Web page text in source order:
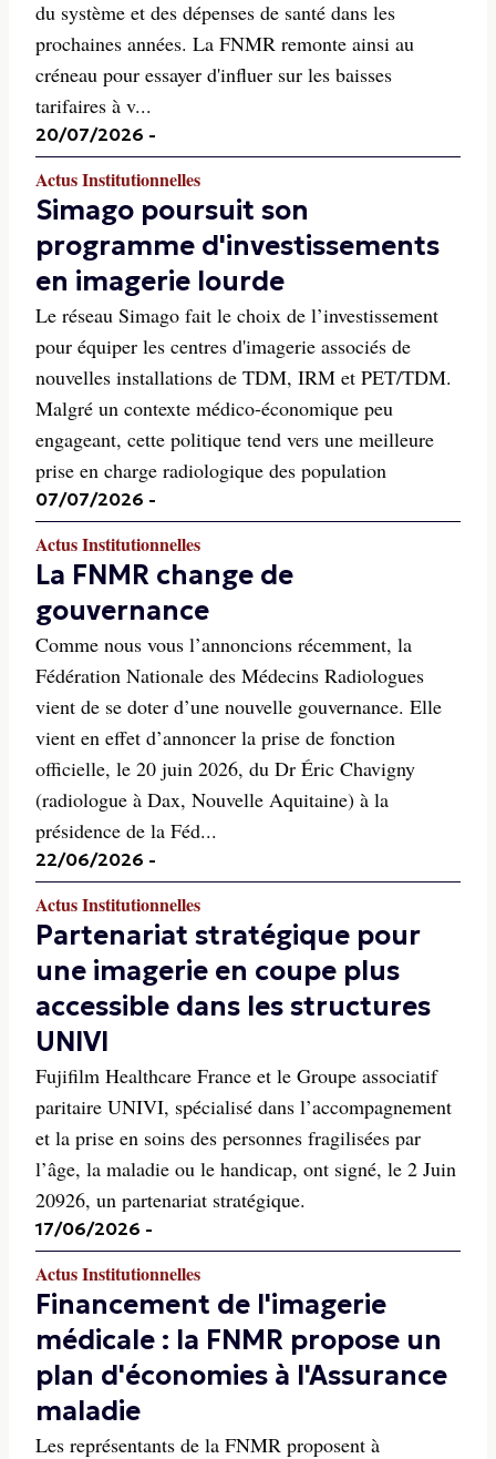
du système et des dépenses de santé dans les
prochaines années. La FNMR remonte ainsi au
créneau pour essayer d'influer sur les baisses
tarifaires à v...
20/07/2026 -
Actus Institutionnelles
Simago poursuit son
programme d'investissements
en imagerie lourde
Le réseau Simago fait le choix de l’investissement
pour équiper les centres d'imagerie associés de
nouvelles installations de TDM, IRM et PET/TDM.
Malgré un contexte médico-économique peu
engageant, cette politique tend vers une meilleure
prise en charge radiologique des population
07/07/2026 -
Actus Institutionnelles
La FNMR change de
gouvernance
Comme nous vous l’annoncions récemment, la
Fédération Nationale des Médecins Radiologues
vient de se doter d’une nouvelle gouvernance. Elle
vient en effet d’annoncer la prise de fonction
officielle, le 20 juin 2026, du Dr Éric Chavigny
(radiologue à Dax, Nouvelle Aquitaine) à la
présidence de la Féd...
22/06/2026 -
Actus Institutionnelles
Partenariat stratégique pour
une imagerie en coupe plus
accessible dans les structures
UNIVI
Fujifilm Healthcare France et le Groupe associatif
paritaire UNIVI, spécialisé dans l’accompagnement
et la prise en soins des personnes fragilisées par
l’âge, la maladie ou le handicap, ont signé, le 2 Juin
20926, un partenariat stratégique.
17/06/2026 -
Actus Institutionnelles
Financement de l'imagerie
médicale : la FNMR propose un
plan d'économies à l'Assurance
maladie
Les représentants de la FNMR proposent à